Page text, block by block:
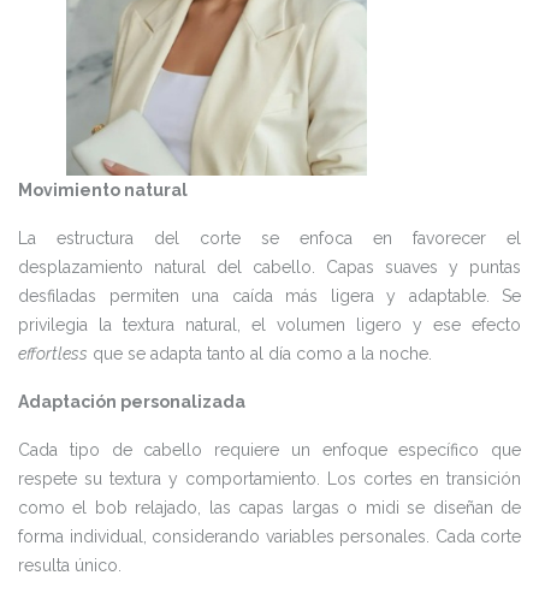
Movimiento natural
La estructura del corte se enfoca en favorecer el
desplazamiento natural del cabello. Capas suaves y puntas
desfiladas permiten una caída más ligera y adaptable. Se
privilegia la textura natural, el volumen ligero y ese efecto
effortless que se adapta tanto al día como a la noche.
Adaptación personalizada
Cada tipo de cabello requiere un enfoque específico que
respete su textura y comportamiento. Los cortes en transición
como el bob relajado, las capas largas o midi se diseñan de
forma individual, considerando variables personales. Cada corte
resulta único.